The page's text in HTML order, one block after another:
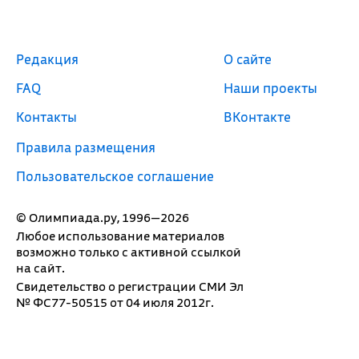
© Олимпиада.ру, 1996—2026
Любое использование материалов
возможно только с активной ссылкой
на сайт.
Свидетельство о регистрации СМИ Эл
№ ФС77-50515 от 04 июля 2012г.
Редакция
FAQ
Контакты
Правила размещения
Пользовательское соглашение
О сайте
Наши проекты
ВКонтакте